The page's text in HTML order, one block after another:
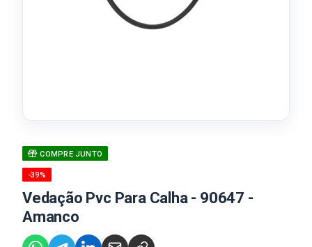
COMPRE JUNTO
-39%
Vedação Pvc Para Calha - 90647 -
Amanco